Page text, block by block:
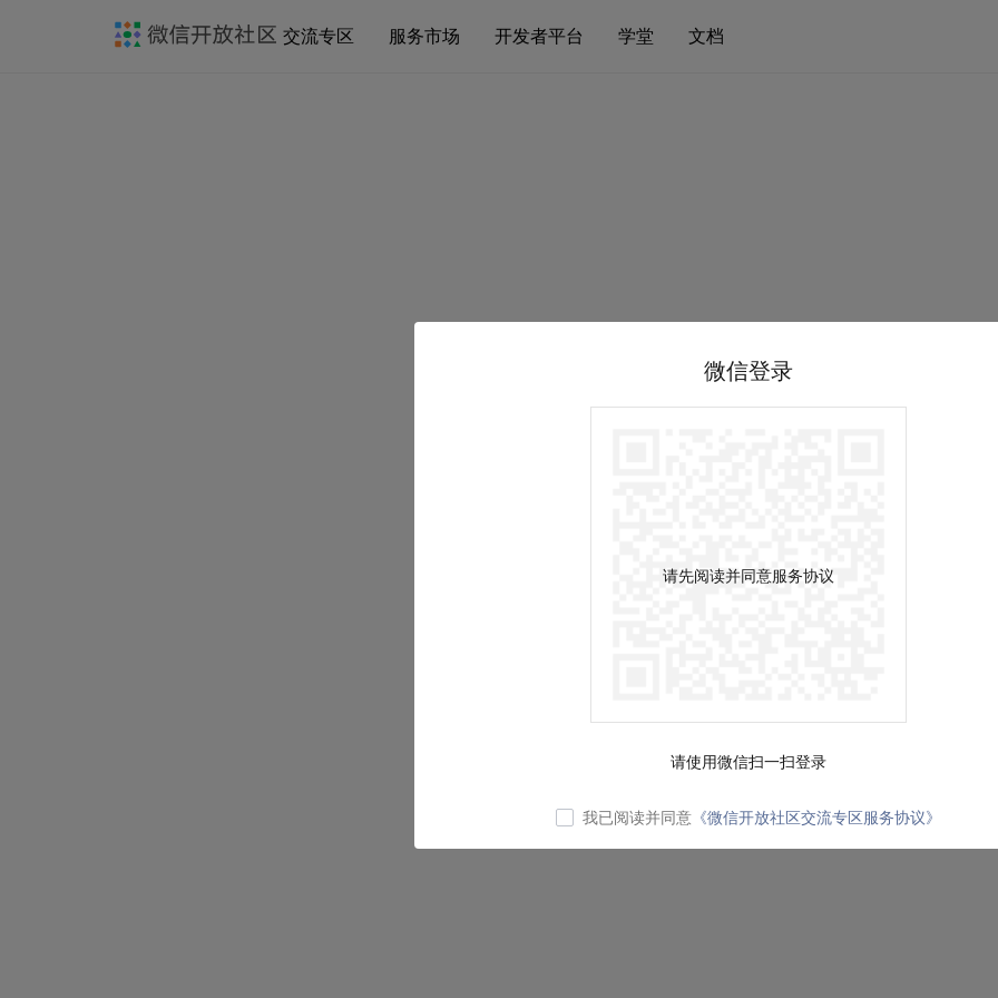
交流专区 服务市场 开发者平台 学堂 文档
微信登录
请先阅读并同意服务协议
请使用微信扫一扫登录
我已阅读并同意 《微信开放社区交流专区服务协议》